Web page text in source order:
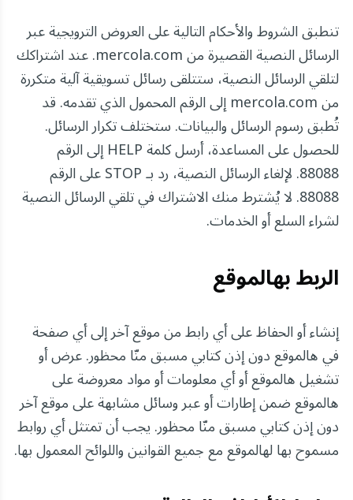
تنطبق الشروط والأحكام التالية على العروض الترويجية عبر
الرسائل النصية القصيرة من mercola.com. عند اشتراكك
لتلقي الرسائل النصية، ستتلقى رسائل تسويقية آلية متكررة
من mercola.com إلى الرقم المحمول الذي تقدمه. قد
تُطبق رسوم الرسائل والبيانات. ستختلف تكرار الرسائل.
للحصول على المساعدة، أرسل كلمة HELP إلى الرقم
88088. لإلغاء الرسائل النصية، رد بـ STOP على الرقم
88088. لا يُشترط منك الاشتراك في تلقي الرسائل النصية
لشراء السلع أو الخدمات.
الربط بهالموقع
إنشاء أو الحفاظ على أي رابط من موقع آخر إلى أي صفحة
في هالموقع دون إذن كتابي مسبق منّا محظور. عرض أو
تشغيل هالموقع أو أي معلومات أو مواد معروضة على
هالموقع ضمن إطارات أو عبر وسائل مشابهة على موقع آخر
دون إذن كتابي مسبق منّا محظور. يجب أن تمتثل أي روابط
مسموح بها لهالموقع مع جميع القوانين واللوائح المعمول بها.